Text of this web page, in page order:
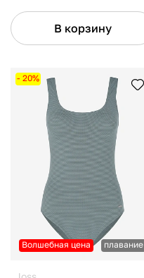
В корзину
- 20%
Волшебная цена плавание